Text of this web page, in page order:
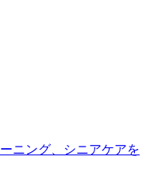
ニング、シニアケアを